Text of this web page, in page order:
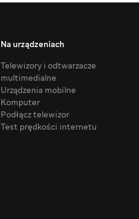
Na urządzeniach
Telewizory i odtwarzacze
multimedialne
Urządzenia mobilne
Komputer
Podłącz telewizor
Test prędkości internetu